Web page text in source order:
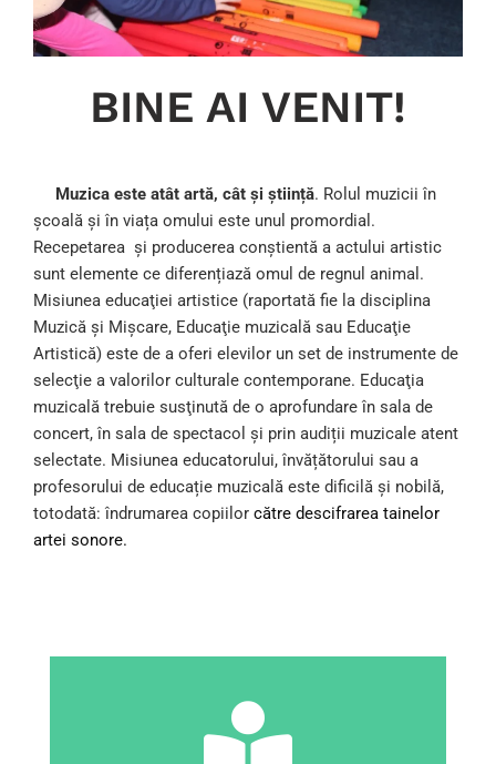
BINE AI VENIT!
Muzica este atât artă, cât şi știință. Rolul muzicii în
școală și în viața omului este unul promordial.
Recepetarea și producerea conștientă a actului artistic
sunt elemente ce diferențiază omul de regnul animal.
Misiunea educaţiei artistice (raportată fie la disciplina
Muzică și Mișcare, Educaţie muzicală sau Educaţie
Artistică) este de a oferi elevilor un set de instrumente de
selecţie a valorilor culturale contemporane. Educaţia
muzicală trebuie susţinută de o aprofundare în sala de
concert, în sala de spectacol și prin audiții muzicale atent
selectate. Misiunea educatorului, învățătorului sau a
profesorului de educație muzicală este dificilă și nobilă,
totodată: îndrumarea copiilor către descifrarea tainelor
artei sonore.